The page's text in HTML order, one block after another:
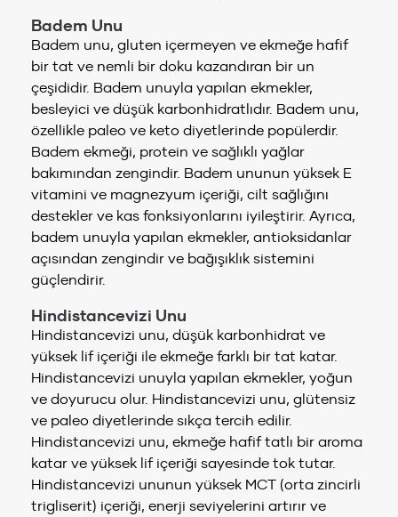
Badem Unu
Badem unu, gluten içermeyen ve ekmeğe hafif
bir tat ve nemli bir doku kazandıran bir un
çeşididir. Badem unuyla yapılan ekmekler,
besleyici ve düşük karbonhidratlıdır. Badem unu,
özellikle paleo ve keto diyetlerinde popülerdir.
Badem ekmeği, protein ve sağlıklı yağlar
bakımından zengindir. Badem ununun yüksek E
vitamini ve magnezyum içeriği, cilt sağlığını
destekler ve kas fonksiyonlarını iyileştirir. Ayrıca,
badem unuyla yapılan ekmekler, antioksidanlar
açısından zengindir ve bağışıklık sistemini
güçlendirir.
Hindistancevizi Unu
Hindistancevizi unu, düşük karbonhidrat ve
yüksek lif içeriği ile ekmeğe farklı bir tat katar.
Hindistancevizi unuyla yapılan ekmekler, yoğun
ve doyurucu olur. Hindistancevizi unu, glütensiz
ve paleo diyetlerinde sıkça tercih edilir.
Hindistancevizi unu, ekmeğe hafif tatlı bir aroma
katar ve yüksek lif içeriği sayesinde tok tutar.
Hindistancevizi ununun yüksek MCT (orta zincirli
trigliserit) içeriği, enerji seviyelerini artırır ve